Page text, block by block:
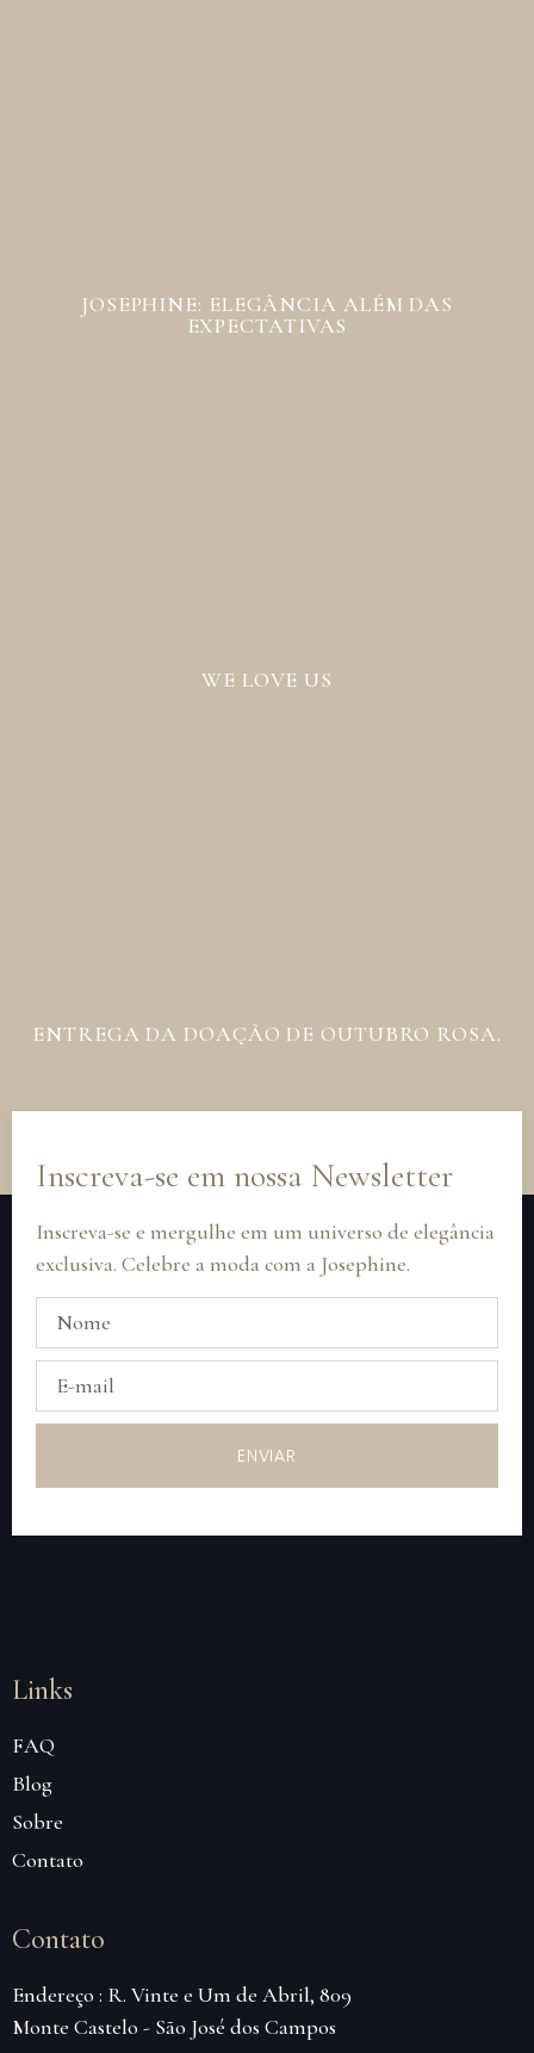
JOSEPHINE: ELEGÂNCIA ALÉM DAS
EXPECTATIVAS
WE LOVE US
ENTREGA DA DOAÇÃO DE OUTUBRO ROSA.
Inscreva-se em nossa Newsletter
Inscreva-se e mergulhe em um universo de elegância
exclusiva. Celebre a moda com a Josephine.
ENVIAR
Links
FAQ
Blog
Sobre
Contato
Contato
Endereço : R. Vinte e Um de Abril, 809
Monte Castelo - São José dos Campos